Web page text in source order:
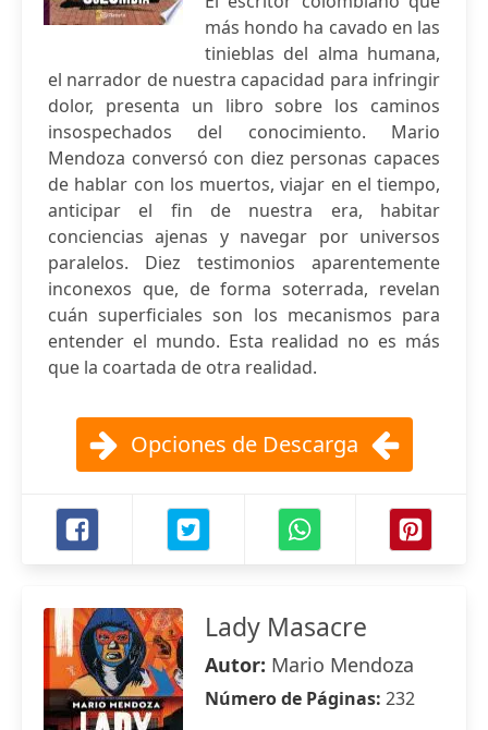
más hondo ha cavado en las
tinieblas del alma humana,
el narrador de nuestra capacidad para infringir
dolor, presenta un libro sobre los caminos
insospechados del conocimiento. Mario
Mendoza conversó con diez personas capaces
de hablar con los muertos, viajar en el tiempo,
anticipar el fin de nuestra era, habitar
conciencias ajenas y navegar por universos
paralelos. Diez testimonios aparentemente
inconexos que, de forma soterrada, revelan
cuán superficiales son los mecanismos para
entender el mundo. Esta realidad no es más
que la coartada de otra realidad.
Opciones de Descarga
Lady Masacre
Autor: Mario Mendoza
Número de Páginas: 232